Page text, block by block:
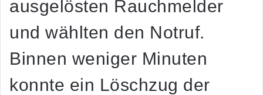
ausgelösten Rauchmelder
und wählten den Notruf.
Binnen weniger Minuten
konnte ein Löschzug der